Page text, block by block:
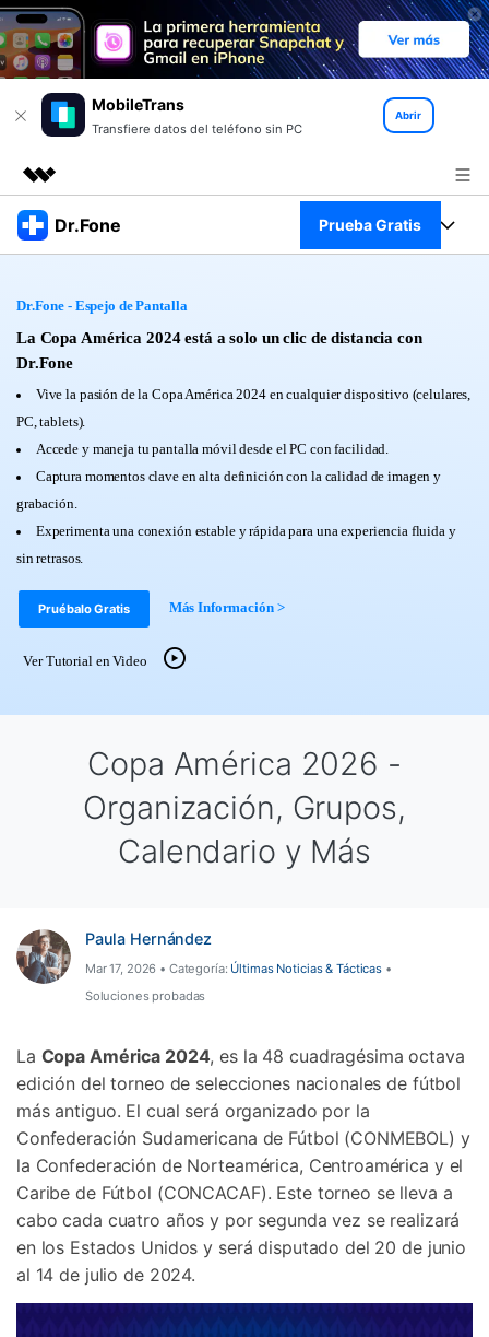
MobileTrans
Transfiere datos del teléfono sin PC
Abrir
Productos destacados
Soluciones
Quiénes somos
Sala de prensa
Tienda
Dr.Fone Prueba Gratis
Ver Kit Completo >
Productos
Para PC
Para Celular
Herramientas Online
Más
Recursos
Descubre lo mejor de Dr.Fone
Guías
Soporte
Blog
Transferencia de Datos
Gestor de Datos
Reparación de Móviles
Protección del Móvil
Desbloqueo FRP en Android 16
Iniciar sesión
Dr.Fone - Espejo de Pantalla
La Copa América 2024 está a solo un clic de distancia con
Dr.Fone
Vive la pasión de la Copa América 2024 en cualquier dispositivo (celulares,
PC, tablets).
Accede y maneja tu pantalla móvil desde el PC con facilidad.
Captura momentos clave en alta definición con la calidad de imagen y
grabación.
Experimenta una conexión estable y rápida para una experiencia fluida y
sin retrasos.
Pruébalo Gratis Más Información >
Ver Tutorial en Video
Copa América 2026 -
Organización, Grupos,
Calendario y Más
Paula Hernández
Mar 17, 2026 • Categoría: Últimas Noticias & Tácticas •
Soluciones probadas
La Copa América 2024, es la 48 cuadragésima octava
edición del torneo de selecciones nacionales de fútbol
más antiguo. El cual será organizado por la
Confederación Sudamericana de Fútbol (CONMEBOL) y
la Confederación de Norteamérica, Centroamérica y el
Caribe de Fútbol (CONCACAF). Este torneo se lleva a
cabo cada cuatro años y por segunda vez se realizará
en los Estados Unidos y será disputado del 20 de junio
al 14 de julio de 2024.